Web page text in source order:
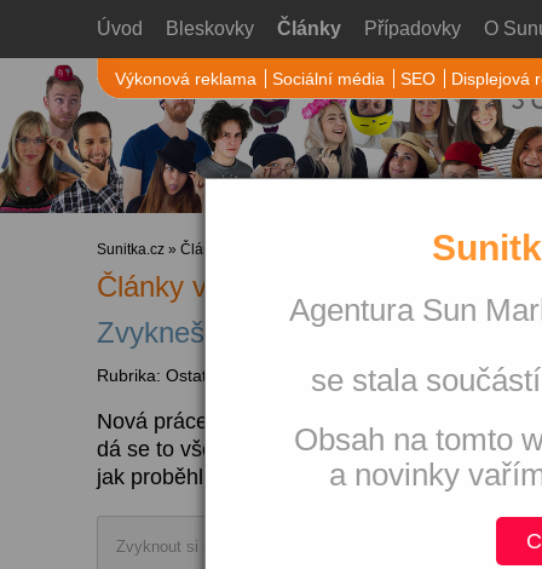
Agentura Sun
se stala
Obsah na tomto
a novinky
Úvod Bleskovky Články Případovky O
Výkonová reklama Sociální média SEO Displejová
Sunitka.cz » Články
Články v rubrice Ostatní
Zvykneš si na novou práci za
Rubrika: Ostatní
Nová práce, nový kolektiv, nové zvyky, noví
dá se to všechno zvládnout a zvyknout si za
jak proběhl můj první měsíc coby nováčka v
Zvyknout si na všechno nové za měsíc? Jde to!